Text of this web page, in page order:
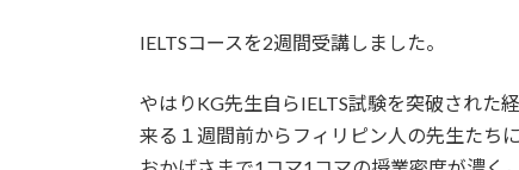
IELTSコースを2週間受講しました。
やはりKG先生自らIELTS試験を突破された
来る１週間前からフィリピン人の先生たち